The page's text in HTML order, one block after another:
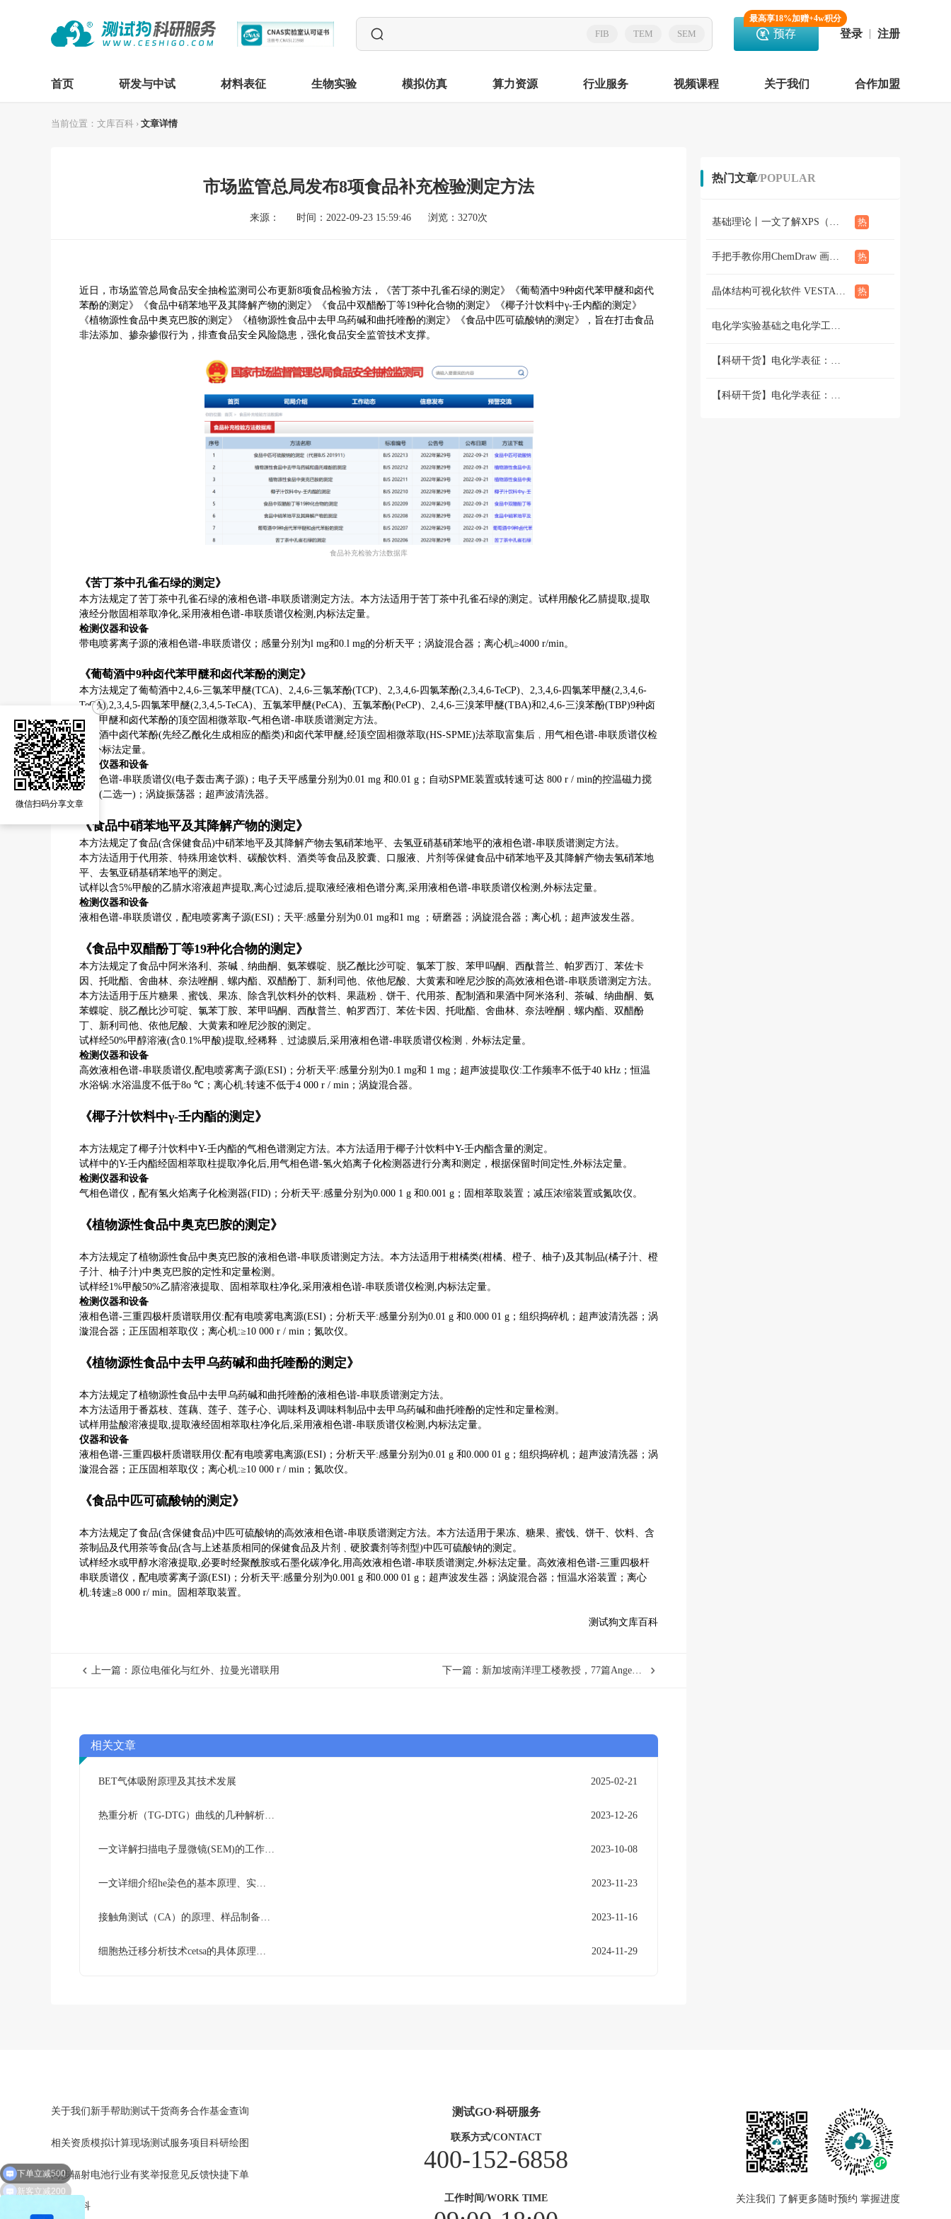
FIB TEM SEM
最高享18%加赠+4w积分
预存 登录 注册
首页 研发与中试 材料表征 生物实验 模拟仿真 算力资源 行业服务 视频课程 关于我们 合作加盟
当前位置： 文库百科 › 文章详情
市场监管总局发布8项食品补充检验测定方法
来源： 时间：2022-09-23 15:59:46 浏览：3270次
近日，市场监管总局食品安全抽检监测司公布更新8项食品检验方法，《苦丁茶中孔雀石绿的测定》《葡萄酒中9种卤代苯甲醚和卤代
苯酚的测定》《食品中硝苯地平及其降解产物的测定》《食品中双醋酚丁等19种化合物的测定》《椰子汁饮料中γ-壬内酯的测定》
《植物源性食品中奥克巴胺的测定》《植物源性食品中去甲乌药碱和曲托喹酚的测定》《食品中匹可硫酸钠的测定》，旨在打击食品
非法添加、掺杂掺假行为，排查食品安全风险隐患，强化食品安全监管技术支撑。
食品补充检验方法数据库
《苦丁茶中孔雀石绿的测定》
本方法规定了苦丁茶中孔雀石绿的液相色谱-串联质谱测定方法。本方法适用于苦丁茶中孔雀石绿的测定。试样用酸化乙腈提取 ,提取
液经分散固相萃取净化,采用液相色谱-串联质谱仪检测 ,内标法定量。
检测仪器和设备
带电喷雾离子源的液相色谱-串联质谱仪；感量分别为l mg和0.l mg的分析天平；涡旋混合器；离心机≥4000 r/min。
《葡萄酒中9种卤代苯甲醚和卤代苯酚的测定》
本方法规定了葡萄酒中2,4,6-三氯苯甲醚(TCA)、 2,4,6-三氯苯酚(TCP)、 2,3,4,6-四氯苯酚(2,3,4,6-TeCP)、 2,3,4,6-四氯苯甲醚(2,3,4,6-
TeCA),2,3,4,5-四氯苯甲醚(2,3,4,5-TeCA)、五氯苯甲醚(PeCA)、五氯苯酚(PeCP)、 2,4,6-三溴苯甲醚(TBA)和2,4,6-三溴苯酚(TBP)9种卤
代苯甲醚和卤代苯酚的顶空固相微萃取-气相色谱-串联质谱测定方法。
葡萄酒中卤代苯酚(先经乙酰化生成相应的酯类)和卤代苯甲醚,经顶空固相微萃取(HS-SPME)法萃取富集后﹐用气相色谱-串联质谱仪检
测
外标法定量。
检测仪器和设备
气相色谱-串联质谱仪(电子轰击离子源) ；电子天平感量分别为0.01 mg 和0.01 g ；自动SPME装置或转速可达 800 r / min的控温磁力搅
(二选一) ；涡旋振荡器；超声波清洗器。
《食品中硝苯地平及其降解产物的测定》
本方法规定了食品(含保健食品)中硝苯地平及其降解产物去氢硝苯地平、去氢亚硝基硝苯地平的液相色谱-串联质谱测定方法。
本方法适用于代用茶、特殊用途饮料、碳酸饮料、酒类等食品及胶囊、口服液、片剂等保健食品中硝苯地平及其降解产物去氢硝苯地
平、去氢亚硝基硝苯地平的测定。
试样以含5%甲酸的乙腈水溶液超声提取 ,离心过滤后,提取液经液相色谱分离,采用液相色谱-串联质谱仪检测 ,外标法定量。
检测仪器和设备
液相色谱-串联质谱仪，配电喷雾离子源(ESI) ；天平:感量分别为0.01 mg和 1 mg ；研磨器；涡旋混合器；离心机；超声波发生器。
《食品中双醋酚丁等19种化合物的测定》
本方法规定了食品中阿米洛利、茶碱﹑纳曲酮、氨苯蝶啶、脱乙酰比沙可啶、氯苯丁胺、苯甲吗酮、西酞普兰、帕罗西汀、苯佐卡
因、托吡酯、舍曲林、奈法唑酮﹑螺内酯、双醋酚丁、新利司他、依他尼酸、大黄素和唑尼沙胺的高效液相色谱-串联质谱测定方法。
本方法适用于压片糖果﹑蜜饯、果冻、除含乳饮料外的饮料、果蔬粉﹑饼干、代用茶、配制酒和果酒中阿米洛利、茶碱、纳曲酮、氨
苯蝶啶、脱乙酰比沙可啶、氯苯丁胺、苯甲吗酮、西酞普兰、帕罗西汀、苯佐卡因、托吡酯、舍曲林、奈法唑酮﹑螺内酯、双醋酚
丁、新利司他、依他尼酸、大黄素和唑尼沙胺的测定。
试样经50%甲醇溶液(含0.1%甲酸)提取 ,经稀释﹑过滤膜后,采用液相色谱-串联质谱仪检测﹐外标法定量。
检测仪器和设备
高效液相色谱-串联质谱仪,配电喷雾离子源(ESI) ；分析天平:感量分别为0.1 mg和 1 mg ；超声波提取仪:工作频率不低于40 kHz ；恒温
水浴锅:水浴温度不低于8o ℃ ；离心机:转速不低于4 000 r / min ；涡旋混合器。
《椰子汁饮料中γ-壬内酯的测定》
本方法规定了椰子汁饮料中Y-壬内酯的气相色谱测定方法。本方法适用于椰子汁饮料中Y-壬内酯含量的测定。
试样中的Y-壬内酯经固相萃取柱提取净化后,用气相色谱-氢火焰离子化检测器进行分离和测定，根据保留时间定性,外标法定量。
检测仪器和设备
气相色谱仪，配有氢火焰离子化检测器(FID) ；分析天平:感量分别为0.000 1 g 和0.001 g ；固相萃取装置；减压浓缩装置或氮吹仪。
《植物源性食品中奥克巴胺的测定》
本方法规定了植物源性食品中奥克巴胺的液相色谱-串联质谱测定方法。本方法适用于柑橘类(柑橘、橙子、柚子)及其制品(橘子汁、橙
子汁、柚子汁)中奥克巴胺的定性和定量检测。
试样经1%甲酸50%乙腈溶液提取、固相萃取柱净化,采用液相色谐-串联质谱仪检测 ,内标法定量。
检测仪器和设备
液相色谱-三重四极杆质谱联用仪:配有电喷雾电离源(ESI) ；分析天平:感量分别为0.01 g 和0.000 01 g ；组织捣碎机；超声波清洗器；涡
漩混合器；正压固相萃取仪；离心机:≥10 000 r / min ；氮吹仪。
《植物源性食品中去甲乌药碱和曲托喹酚的测定》
本方法规定了植物源性食品中去甲乌药碱和曲托喹酚的液相色谐-串联质谱测定方法。
本方法适用于番荔枝、莲藕、莲子、莲子心、调味料及调味料制品中去甲乌药碱和曲托喹酚的定性和定量检测。
试样用盐酸溶液提取 ,提取液经固相萃取柱净化后,采用液相色谱-串联质谱仪检测 ,内标法定量。
仪器和设备
液相色谱-三重四极杆质谱联用仪:配有电喷雾电离源(ESI) ；分析天平:感量分别为0.01 g 和0.000 01 g ；组织捣碎机；超声波清洗器；涡
漩混合器；正压固相萃取仪；离心机:≥10 000 r / min ；氮吹仪。
《食品中匹可硫酸钠的测定》
本方法规定了食品(含保健食品)中匹可硫酸钠的高效液相色谱-串联质谱测定方法。本方法适用于果冻、糖果、蜜饯、饼干、饮料、含
茶制品及代用茶等食品(含与上述基质相同的保健食品及片剂﹑硬胶囊剂等剂型)中匹可硫酸钠的测定。
试样经水或甲醇水溶液提取 ,必要时经聚酰胺或石墨化碳净化,用高效液相色谱-串联质谱测定,外标法定量。高效液相色谱-三重四极杆
串联质谱仪，配电喷雾离子源(ESI) ；分析天平:感量分别为0.001 g 和0.000 01 g ；超声波发生器；涡旋混合器；恒温水浴装置；离心
机:转速≥8 000 r/ min。固相萃取装置。
测试狗文库百科
上一篇：原位电催化与红外、拉曼光谱联用 下一篇：新加坡南洋理工楼教授，77篇Angew和59篇AM，“非顶刊不发”？
相关文章
BET气体吸附原理及其技术发展 2025-02-21
热重分析（TG-DTG）曲线的几种解析方法 2023-12-26
一文详解扫描电子显微镜(SEM)的工作原理及应用技术 2023-10-08
一文详细介绍he染色的基本原理、实验步骤及注意事项 2023-11-23
接触角测试（CA）的原理、样品制备要求及实际应用 2023-11-16
‌细胞热迁移分析技术cetsa的具体原理和实验流程 2024-11-29
热门文章/POPULAR
基础理论丨一文了解XPS（概念、定性定量分析、分析方法、谱线结构）
手把手教你用ChemDraw 画化学结构式：基础篇
晶体结构可视化软件 VESTA使用教程（下篇）
电化学实验基础之电化学工作站篇 （二）三电极和两电极体系的搭建 和测试
【科研干货】电化学表征：循环伏安法详解（上）
【科研干货】电化学表征：循环伏安法详解（下）
微信扫码分享文章
关于我们 新手帮助测试干货商务合作基金查询
相关资质模拟计算现场测试服务项目 科研绘图
同步辐射电池行业有奖举报意见反馈快捷下单
文库百科
测试GO·科研服务
联系方式/CONTACT
400-152-6858
工作时间/WORK TIME 关注我们 了解更多 随时预约 掌握进度
新客立减200